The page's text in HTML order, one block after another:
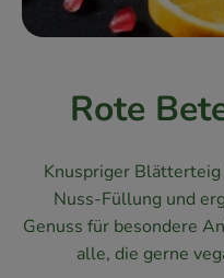
Getränke
So geht’s
Über uns
Rote
Knuspriger
Nuss-Füllung und
Genuss für besondere
alle, die gerne